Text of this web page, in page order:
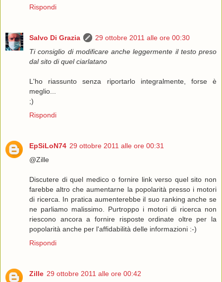
Rispondi
Salvo Di Grazia
29 ottobre 2011 alle ore 00:30
Ti consiglio di modificare anche leggermente il testo preso
dal sito di quel ciarlatano
L'ho riassunto senza riportarlo integralmente, forse è
meglio...
;)
Rispondi
EpSiLoN74 29 ottobre 2011 alle ore 00:31
@Zille
Discutere di quel medico o fornire link verso quel sito non
farebbe altro che aumentarne la popolarità presso i motori
di ricerca. In pratica aumenterebbe il suo ranking anche se
ne parliamo malissimo. Purtroppo i motori di ricerca non
riescono ancora a fornire risposte ordinate oltre per la
popolarità anche per l'affidabilità delle informazioni :-)
Rispondi
Zille 29 ottobre 2011 alle ore 00:42